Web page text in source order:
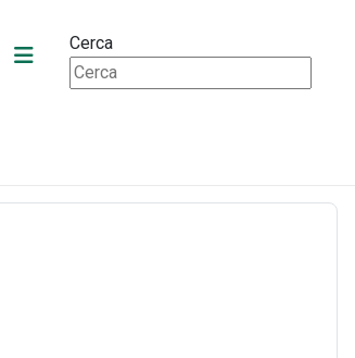
Cerca